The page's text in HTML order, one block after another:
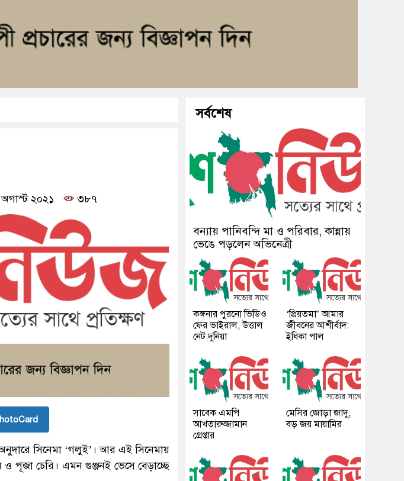
২০২১
৩৮৭
সিনেমা ‘গলুই’। আর এই সিনেমায়
পূজা চেরি। এমন গুঞ্জনই ভেসে বেড়াচ্ছে
সর্বশেষ
বন্যায় পানিবন্দি মা ও পরিবার, কান্নায়
ভেঙে পড়লেন অভিনেত্রী
কঙ্গনার পুরনো ভিডিও
ফের ভাইরাল, উত্তাল
নেট দুনিয়া
‘প্রিয়তমা’ আমার
জীবনের আশীর্বাদ:
ইধিকা পাল
সাবেক এমপি
আখতারুজ্জামান
গ্রেপ্তার
মেসির জোড়া জাদু,
বড় জয় মায়ামির